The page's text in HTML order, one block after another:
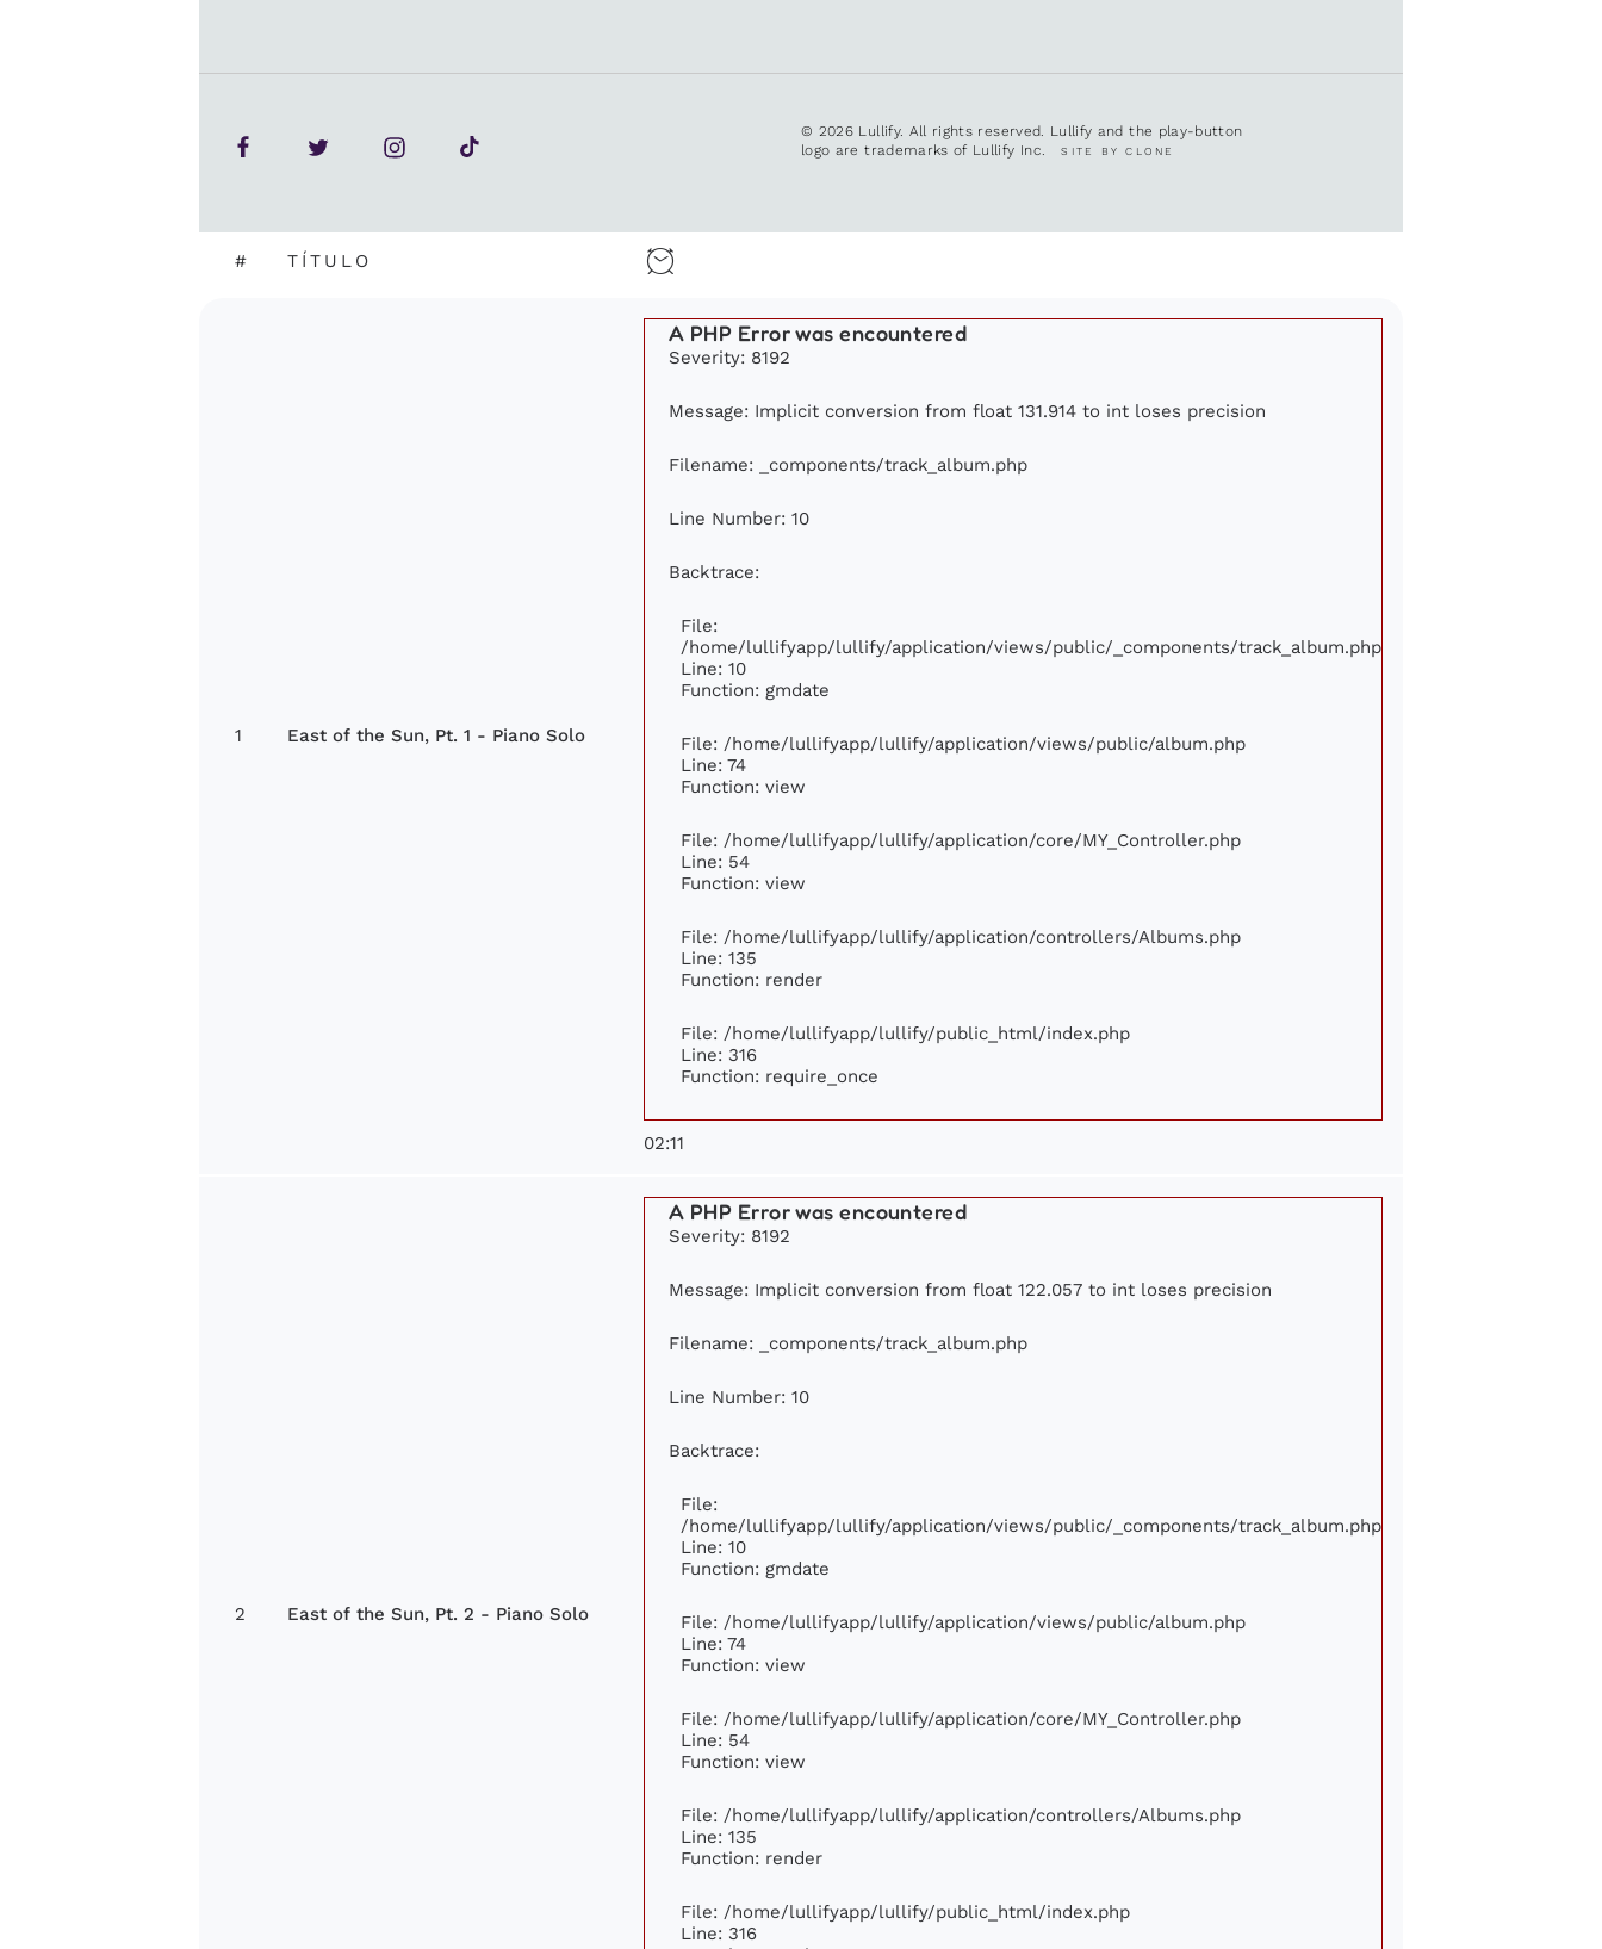
© 2026 Lullify. All rights reserved. Lullify and the play-button
logo are trademarks of Lullify Inc.SITE BY CLONE
# TÍTULO
1 East of the Sun, Pt. 1 - Piano Solo
A PHP Error was encountered
Severity: 8192
Message: Implicit conversion from float 131.914 to int loses precision
Filename: _components/track_album.php
Line Number: 10
Backtrace:
File:
/home/lullifyapp/lullify/application/views/public/_components/track_album.php
Line: 10
Function: gmdate
File: /home/lullifyapp/lullify/application/views/public/album.php
Line: 74
Function: view
File: /home/lullifyapp/lullify/application/core/MY_Controller.php
Line: 54
Function: view
File: /home/lullifyapp/lullify/application/controllers/Albums.php
Line: 135
Function: render
File: /home/lullifyapp/lullify/public_html/index.php
Line: 316
Function: require_once
02:11
2 East of the Sun, Pt. 2 - Piano Solo
A PHP Error was encountered
Severity: 8192
Message: Implicit conversion from float 122.057 to int loses precision
Filename: _components/track_album.php
Line Number: 10
Backtrace:
File:
/home/lullifyapp/lullify/application/views/public/_components/track_album.php
Line: 10
Function: gmdate
File: /home/lullifyapp/lullify/application/views/public/album.php
Line: 74
Function: view
File: /home/lullifyapp/lullify/application/core/MY_Controller.php
Line: 54
Function: view
File: /home/lullifyapp/lullify/application/controllers/Albums.php
Line: 135
Function: render
File: /home/lullifyapp/lullify/public_html/index.php
Line: 316